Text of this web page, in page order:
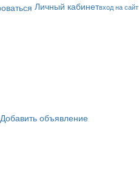
Личный кабинетвход на сайт
Добавить объявление